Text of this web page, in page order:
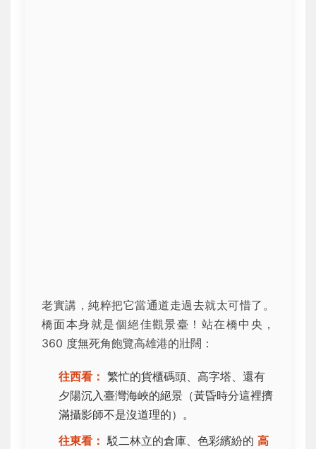
老實講，純粹把它當通道走過去就太可惜了。
橋面本身就是個絕佳觀景臺！站在橋中央，
360 度無死角飽覽高雄港的壯闊：
往西看： 繁忙的貨櫃碼頭、高字塔、還有
夕陽沉入臺灣海峽的絕景（黃昏時分這裡擠
滿攝影師不是沒道理的）。
往東看： 駁二林立的倉庫、色彩繽紛的 高